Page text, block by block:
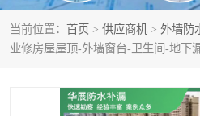
当前位置： 首页 > 供应商机 > 外墙防
业修房屋屋顶-外墙窗台-卫生间-地下